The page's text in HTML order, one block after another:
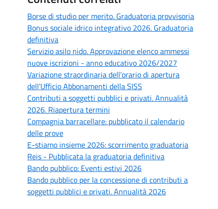
Borse di studio per merito. Graduatoria provvisoria
Bonus sociale idrico integrativo 2026. Graduatoria
definitiva
Servizio asilo nido. Approvazione elenco ammessi
nuove iscrizioni - anno educativo 2026/2027
Variazione straordinaria dell'orario di apertura
dell'Ufficio Abbonamenti della SISS
Contributi a soggetti pubblici e privati. Annualità
2026. Riapertura termini
Compagnia barracellare: pubblicato il calendario
delle prove
E-stiamo insieme 2026: scorrimento graduatoria
Reis - Pubblicata la graduatoria definitiva
Bando pubblico: Eventi estivi 2026
Bando pubblico per la concessione di contributi a
soggetti pubblici e privati. Annualità 2026